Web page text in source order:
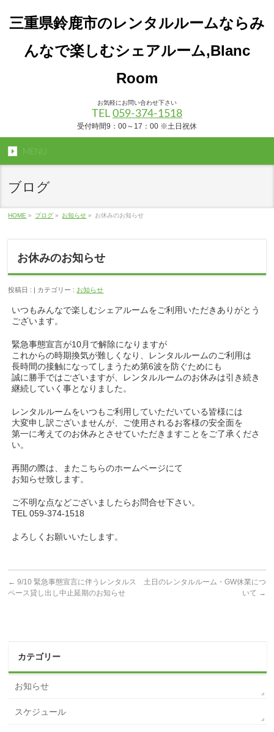
三重県鈴鹿市のレンタルルームならみ
んなで楽しむシェアルーム,Blanc
Room
お気軽にお問い合わせ下さい
TEL 059-374-1518
受付時間9：00～17：00 ※土日祝休
MENU
ブログ
HOME » ブログ » お知らせ » お休みのお知らせ
お休みのお知らせ
投稿日 : | カテゴリー : お知らせ
いつもみんなで楽しむシェアルームをご利用いただきありがとう
ございます。
緊急事態宣言が10月で解除になりますが
これからの時期換気が難しくなり、レンタルルームのご利用は
長時間の接触になってしまうため第6波を防ぐためにも
誠に勝手ではございますが、レンタルルームのお休みは引き続き
継続していく事となりました。
レンタルルームをいつもご利用していただいている皆様には
大変申し訳ございませんが、ご使用されるお客様の安全面を
第一に考えてのお休みとさせていただきますことをご了承くださ
い。
再開の際は、またこちらのホームページにて
お知らせ致します。
ご不明な点などございましたらお問合せ下さい。
TEL 059-374-1518
よろしくお願いいたします。
← 9/10 緊急事態宣言に伴うレンタルス
ペース貸し出し中止延期のお知らせ
土日のレンタルルーム・GW休業につ
いて →
カテゴリー
お知らせ
スケジュール